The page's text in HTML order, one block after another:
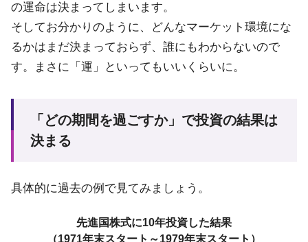
の運命は決まってしまいます。
そしてお分かりのように、どんなマーケット環境にな
るかはまだ決まっておらず、誰にもわからないので
す。まさに「運」といってもいいくらいに。
「どの期間を過ごすか」で投資の結果は
決まる
具体的に過去の例で見てみましょう。
先進国株式に10年投資した結果
（1971年末スタート～1979年末スタート）